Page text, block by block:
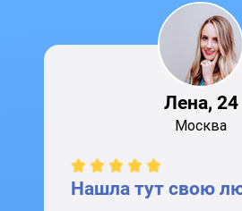
Лена, 24
Москва
Нашла тут свою